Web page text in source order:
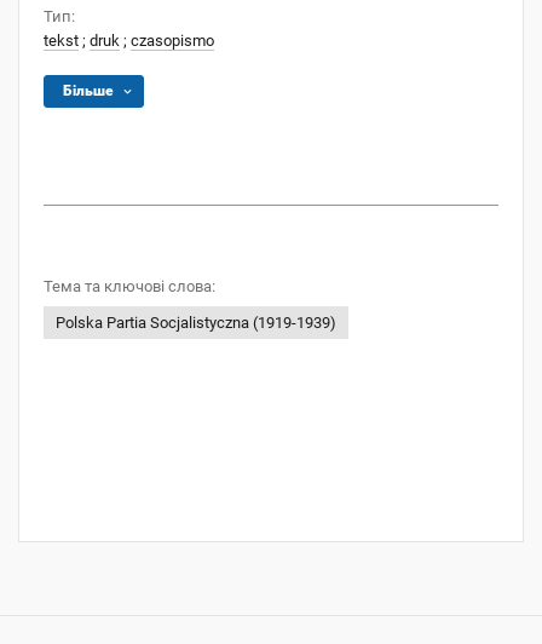
Тип:
tekst ; druk ; czasopismo
Більше
Тема та ключові слова:
Polska Partia Socjalistyczna (1919-1939)